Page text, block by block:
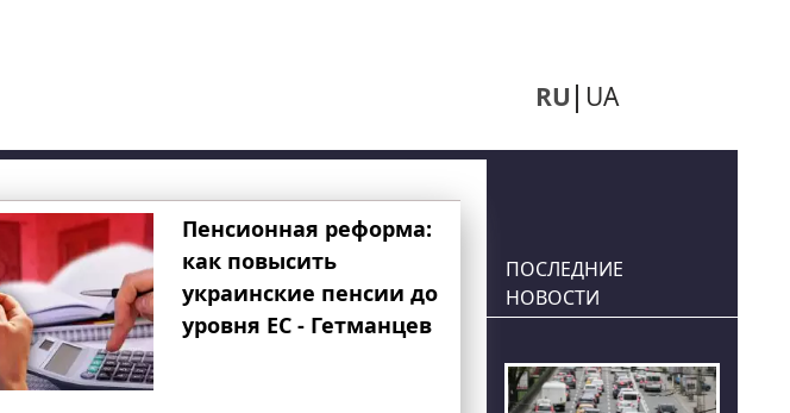
RU UA
Пенсионная реформа:
как повысить
украинские пенсии до
уровня ЕС - Гетманцев
ПОСЛЕДНИЕ
НОВОСТИ